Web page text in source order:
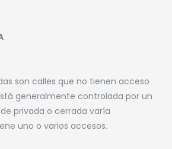
son calles que no tienen acceso
generalmente controlada por un
privada o cerrada varía
uno o varios accesos.